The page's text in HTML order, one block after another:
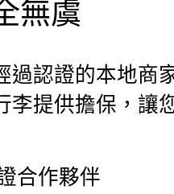
無虞
過認證的本地商
李提供擔保，讓
合作夥伴